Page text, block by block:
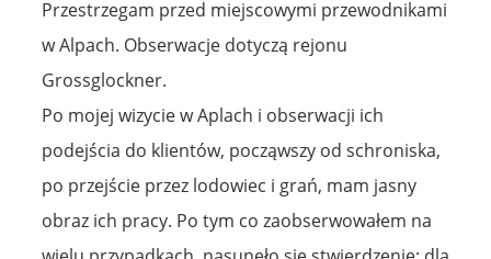
Przestrzegam przed miejscowymi przewodnikami
w Alpach. Obserwacje dotyczą rejonu
Grossglockner.
Po mojej wizycie w Aplach i obserwacji ich
podejścia do klientów, począwszy od schroniska,
po przejście przez lodowiec i grań, mam jasny
obraz ich pracy. Po tym co zaobserwowałem na